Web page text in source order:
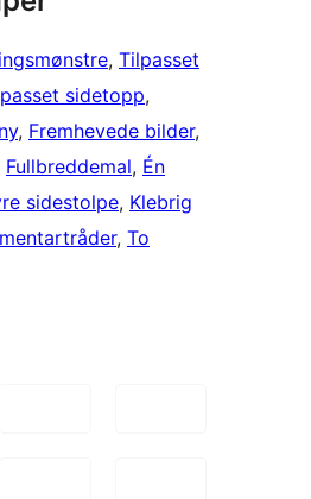
, Tilpasset
sidetopp
, Fremhevede bilder
Fullbreddemal, Én
sidestolpe, Klebrig
, To